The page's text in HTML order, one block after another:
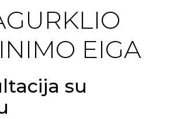
EIGA
su